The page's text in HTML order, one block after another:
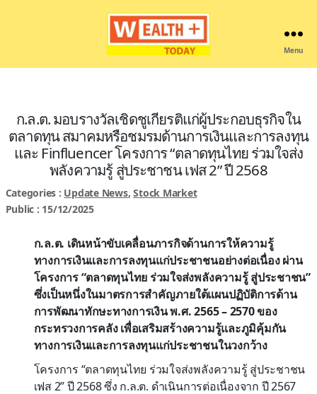
Menu
ก.ล.ต. มอบรางวัลเชิดชูเกียรติแก่ผู้ประกอบธุรกิจใน
ตลาดทุน สมาคมหรือชมรมด้านการเงินและการลงทุน
และ Finfluencer โครงการ “ตลาดทุนไทย ร่วมใจส่ง
พลังความรู้ สู่ประชาชน เฟส 2” ปี 2568
Categories : Update News,Stock Market
Public : 15/12/2025
ก.ล.ต. เดินหน้าขับเคลื่อนภารกิจด้านการให้ความรู้
ทางการเงินและการลงทุนแก่ประชาชนอย่างต่อเนื่อง ผ่าน
โครงการ “ตลาดทุนไทย ร่วมใจส่งพลังความรู้ สู่ประชาชน”
ซึ่งเป็นหนึ่งในมาตรการสำคัญภายใต้แผนปฏิบัติการด้าน
การพัฒนาทักษะทางการเงิน พ.ศ. 2565 – 2570 ของ
กระทรวงการคลัง เพื่อเสริมสร้างความรู้และภูมิคุ้มกัน
ทางการเงินและการลงทุนแก่ประชาชนในวงกว้าง
โครงการ “ตลาดทุนไทย ร่วมใจส่งพลังความรู้ สู่ประชาชน
เฟส 2” ปี 2568 ซึ่ง ก.ล.ต. ดำเนินการต่อเนื่องจาก ปี 2567